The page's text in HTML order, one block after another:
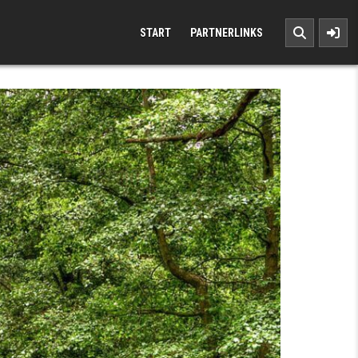
START PARTNERLINKS